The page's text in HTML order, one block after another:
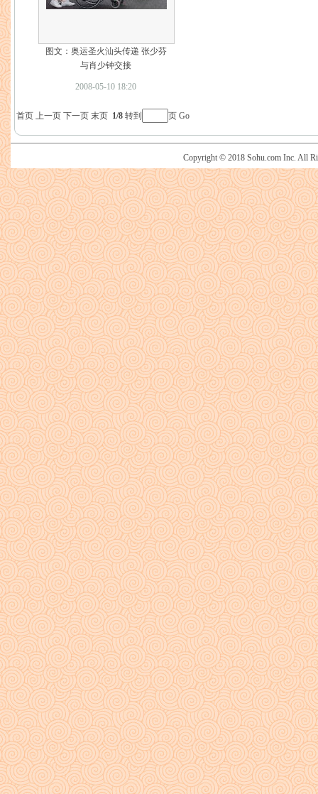
图文：奥运圣火汕头传递 张少芬
与肖少钟交接
2008-05-10 18:20
首页 上一页 下一页 末页 1/8 转到 页 Go
Copyright © 2018 Sohu.com Inc. All